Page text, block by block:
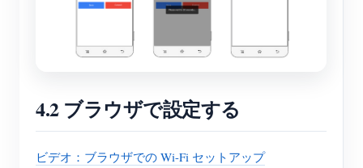
4.2 ブラウザで設定する
ビデオ：ブラウザでの Wi-Fi セットアップ